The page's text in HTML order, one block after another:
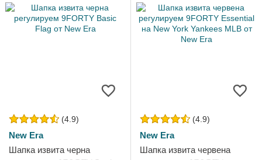
(4.9)
New Era
Шапка извита черна
(4.9)
New Era
Шапка извита червена